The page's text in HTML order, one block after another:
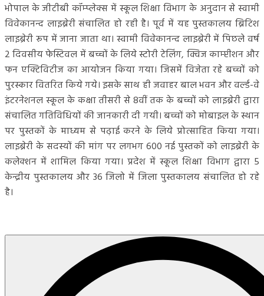
भोपाल के जीटीबी कॉम्प्लेक्स में स्कूल शिक्षा विभाग के अनुदान से स्वामी
विवेकानन्द लाइब्रेरी संचालित हो रही है। पूर्व में यह पुस्तकालय ब्रिटिश
लाइब्रेरी रूप में जाना जाता था। स्वामी विवेकानन्द लाइब्रेरी में पिछले वर्ष
2 दिवसीय फेस्टिवल में बच्चों के लिये स्टोरी टेलिंग, क्विज काम्प्टीशन और
फन एक्टिविटीज का आयोजन किया गया। जिसमें विजेता रहे बच्चों को
पुरस्कार वितरित किये गये। इसके साथ ही जवाहर बाल भवन और वर्ल्ड-वे
इंटरनेशनल स्कूल के कक्षा तीसरी से 8वीं तक के बच्चों को लाइब्रेरी द्वारा
संचालित गतिविधियों की जानकारी दी गयी। बच्चों को मोबाइल के स्थान
पर पुस्तकों के माध्यम से पढ़ाई करने के लिये प्रोत्साहित किया गया।
लाइब्रेरी के सदस्यों की मांग पर लगभग 600 नई पुस्तकों को लाइब्रेरी के
कलेक्शन में शामिल किया गया। प्रदेश में स्कूल शिक्षा विभाग द्वारा 5
केन्द्रीय पुस्तकालय और 36 जिलो में जिला पुस्तकालय संचालित हो रहे
है।